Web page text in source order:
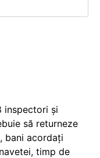
inspectori și
să returneze
bani acordați
timp de